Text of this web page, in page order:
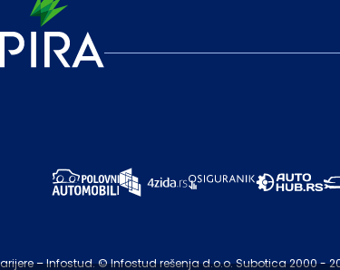
– Infostud. © Infostud rešenja d.o.o. Subotica 2000 -